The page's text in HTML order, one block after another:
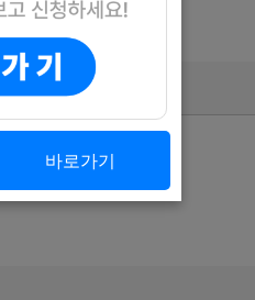
바로가기